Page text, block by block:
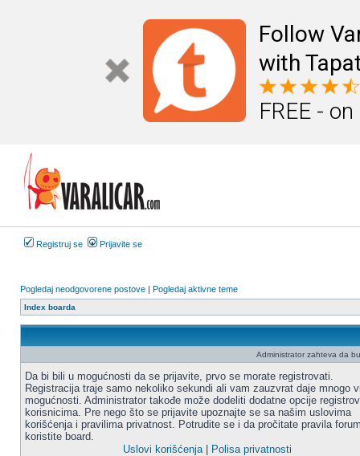
Follow
with
FREE -
Registruj se Prijavite se
Pogledaj neodgovorene postove | Pogledaj aktivne teme
Index boarda
Administrator zahteva da
Da bi bili u mogućnosti da se prijavite, prvo se morate registrovati.
Registracija traje samo nekoliko sekundi ali vam zauzvrat daje mnogo
mogućnosti. Administrator takođe može dodeliti dodatne opcije
korisnicima. Pre nego što se prijavite upoznajte se sa našim uslovima
korišćenja i pravilima privatnost. Potrudite se i da pročitate pravila
koristite board.
Uslovi korišćenja| Polisa privatnosti